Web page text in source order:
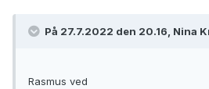
På 27.7.2022 den 20.16, Nina
Rasmus ved